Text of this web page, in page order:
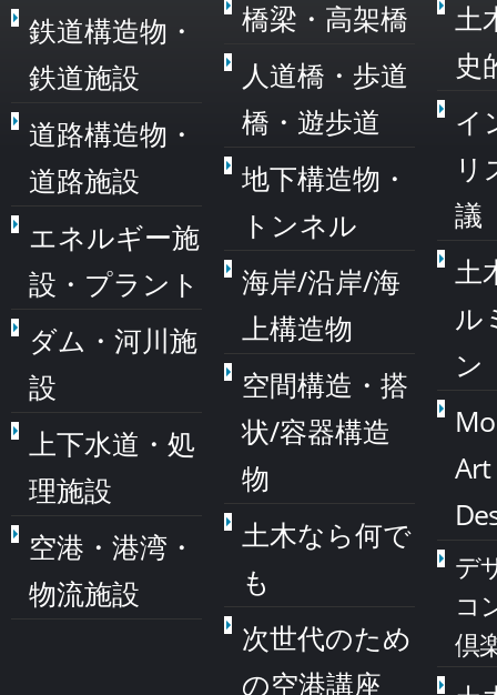
鉄道構造物・
鉄道施設
道路構造物・
道路施設
エネルギー施
設・プラント
ダム・河川施
設
上下水道・処
理施設
空港・港湾・
物流施設
橋梁・高架橋
人道橋・歩道
橋・遊歩道
地下構造物・
トンネル
海岸/沿岸/海
上構造物
空間構造・搭
状/容器構造
物
土木なら何で
も
次世代のため
の空港講座
土
史
イ
リ
議
土
ル
ン
デ
コ
倶